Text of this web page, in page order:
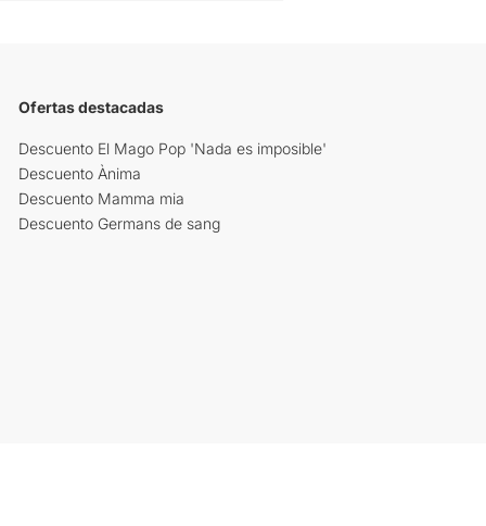
Ofertas destacadas
Descuento El Mago Pop 'Nada es imposible'
Descuento Ànima
Descuento Mamma mia
Descuento Germans de sang